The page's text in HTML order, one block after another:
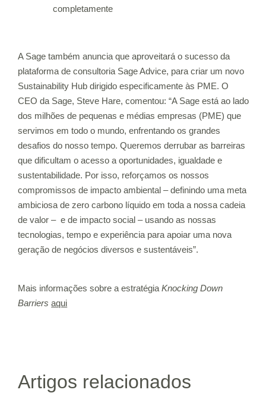
completamente
A Sage também anuncia que aproveitará o sucesso da
plataforma de consultoria Sage Advice, para criar um novo
Sustainability Hub dirigido especificamente às PME. O
CEO da Sage, Steve Hare, comentou: “A Sage está ao lado
dos milhões de pequenas e médias empresas (PME) que
servimos em todo o mundo, enfrentando os grandes
desafios do nosso tempo. Queremos derrubar as barreiras
que dificultam o acesso a oportunidades, igualdade e
sustentabilidade. Por isso, reforçamos os nossos
compromissos de impacto ambiental – definindo uma meta
ambiciosa de zero carbono líquido em toda a nossa cadeia
de valor – e de impacto social – usando as nossas
tecnologias, tempo e experiência para apoiar uma nova
geração de negócios diversos e sustentáveis”.
Mais informações sobre a estratégia Knocking Down
Barriersaqui
Artigos relacionados